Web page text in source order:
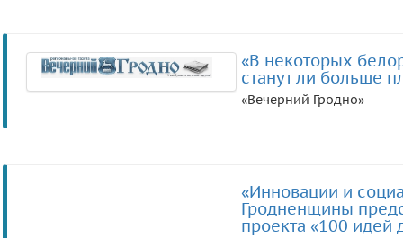
«В некоторых
станут ли больше
«Вечерний Гродно»
«Инновации и
Гродненщины
проекта «100 идей